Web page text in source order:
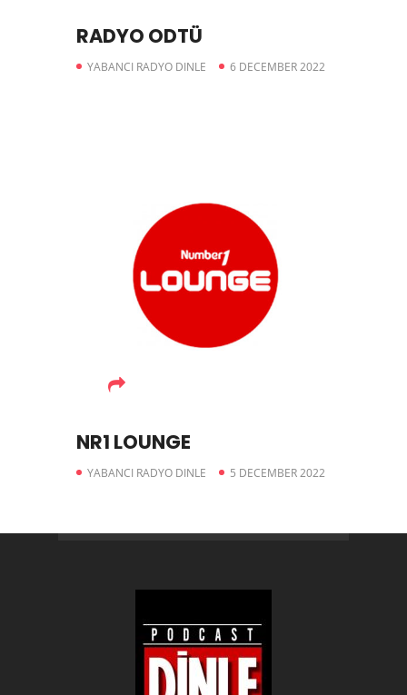
RADYO ODTÜ
YABANCI RADYO DINLE 6 DECEMBER 2022
NR1 LOUNGE
YABANCI RADYO DINLE 5 DECEMBER 2022